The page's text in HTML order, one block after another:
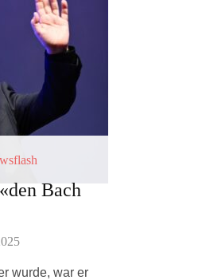
Bach
wurde, war er